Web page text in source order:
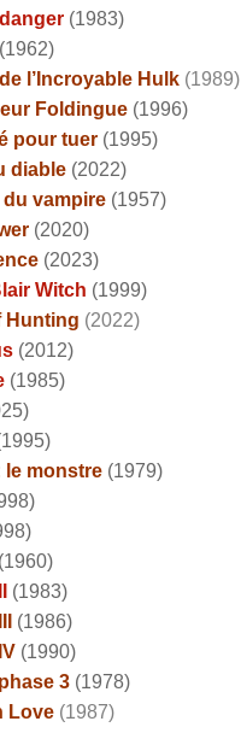
(1983)
(1962)
l’Incroyable Hulk (1989)
Foldingue (1996)
pour tuer (1995)
diable (2022)
du vampire (1957)
(2020)
(2023)
Witch (1999)
Hunting (2022)
(2012)
(1985)
le monstre (1979)
(1960)
(1983)
(1986)
(1990)
3 (1978)
Love (1987)